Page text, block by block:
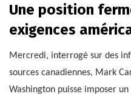
Une position
exigences
Mercredi, interrogé sur des
sources canadiennes, Mark
Washington puisse imposer